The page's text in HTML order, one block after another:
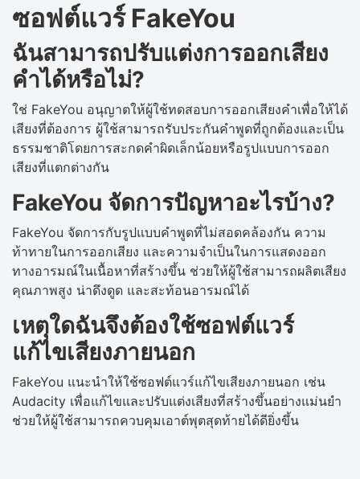
ซอฟต์แวร์ FakeYou
ฉันสามารถปรับแต่งการออกเสียง
คำได้หรือไม่?
ใช่ FakeYou อนุญาตให้ผู้ใช้ทดสอบการออกเสียงคำเพื่อให้ได้
เสียงที่ต้องการ ผู้ใช้สามารถรับประกันคำพูดที่ถูกต้องและเป็น
ธรรมชาติโดยการสะกดคำผิดเล็กน้อยหรือรูปแบบการออก
เสียงที่แตกต่างกัน
FakeYou จัดการปัญหาอะไรบ้าง?
FakeYou จัดการกับรูปแบบคำพูดที่ไม่สอดคล้องกัน ความ
ท้าทายในการออกเสียง และความจำเป็นในการแสดงออก
ทางอารมณ์ในเนื้อหาที่สร้างขึ้น ช่วยให้ผู้ใช้สามารถผลิตเสียง
คุณภาพสูง น่าดึงดูด และสะท้อนอารมณ์ได้
เหตุใดฉันจึงต้องใช้ซอฟต์แวร์
แก้ไขเสียงภายนอก
FakeYou แนะนำให้ใช้ซอฟต์แวร์แก้ไขเสียงภายนอก เช่น
Audacity เพื่อแก้ไขและปรับแต่งเสียงที่สร้างขึ้นอย่างแม่นยำ
ช่วยให้ผู้ใช้สามารถควบคุมเอาต์พุตสุดท้ายได้ดียิ่งขึ้น